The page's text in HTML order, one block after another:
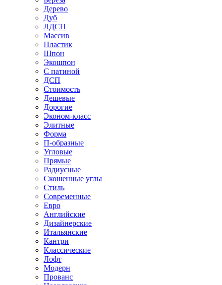
Дерево
Дуб
ЛДСП
Массив
Пластик
Шпон
Экошпон
С патиной
ДСП
Стоимость
Дешевые
Дорогие
Эконом-класс
Элитные
Форма
П-образные
Угловые
Прямые
Радиусные
Скошенные углы
Стиль
Современные
Евро
Английские
Дизайнерские
Итальянские
Кантри
Классические
Лофт
Модерн
Прованс